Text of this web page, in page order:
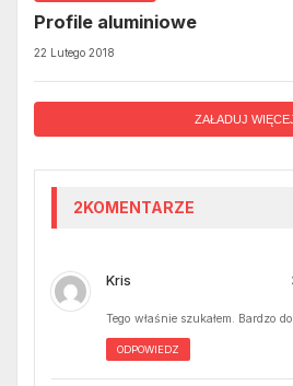
Profile aluminiowe
22 Lutego 2018
ZAŁADUJ
2KOMENTARZE
Kris
Tego właśnie szukałem. Bardzo
ODPOWIEDZ